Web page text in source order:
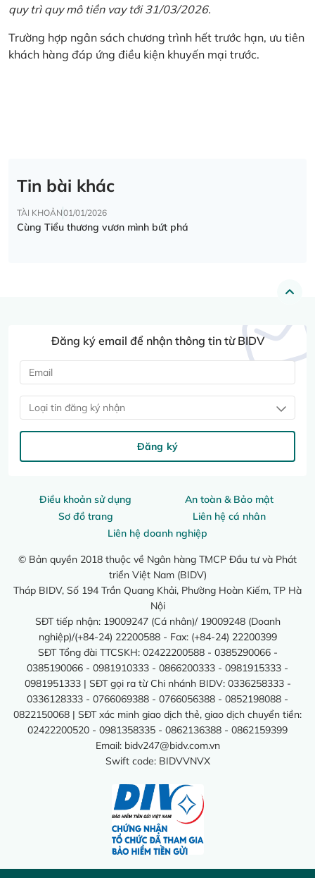
quy trì quy mô tiền vay tới 31/03/2026.
Trường hợp ngân sách chương trình hết trước hạn, ưu tiên
khách hàng đáp ứng điều kiện khuyến mại trước.
Tin bài khác
TÀI KHOẢN01/01/2026
Cùng Tiểu thương vươn mình bứt phá
Điều khoản sử dụng
An toàn & Bảo mật
Sơ đồ trang
Liên hệ cá nhân
Liên hệ doanh nghiệp
© Bản quyền 2018 thuộc về Ngân hàng TMCP Đầu tư và Phát
triển Việt Nam (BIDV)
Tháp BIDV, Số 194 Trần Quang Khải, Phường Hoàn Kiếm, TP Hà
Nội
SĐT tiếp nhận: 19009247 (Cá nhân)/ 19009248 (Doanh
nghiệp)/(+84-24) 22200588 - Fax: (+84-24) 22200399
SĐT Tổng đài TTCSKH: 02422200588 - 0385290066 -
0385190066 - 0981910333 - 0866200333 - 0981915333 -
0981951333 | SĐT gọi ra từ Chi nhánh BIDV: 0336258333 -
0336128333 - 0766069388 - 0766056388 - 0852198088 -
0822150068 | SĐT xác minh giao dịch thẻ, giao dịch chuyển tiền:
02422200520 - 0981358335 - 0862136388 - 0862159399
Email: bidv247@bidv.com.vn
Swift code: BIDVVNVX
Đăng ký email để nhận thông tin từ BIDV
Loại tin đăng ký nhận
Đăng ký